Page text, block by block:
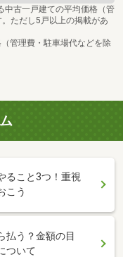
中古一戸建ての平均価格（管
ただし5戸以上の掲載があ
管理費・駐車場代などを除
ること3つ！重視
こう
払う？金額の目
ついて